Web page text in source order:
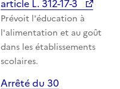
article L. 312-17-3
Prévoit l'éducation à
l'alimentation et au goût
dans les établissements
scolaires.
Arrêté du 30